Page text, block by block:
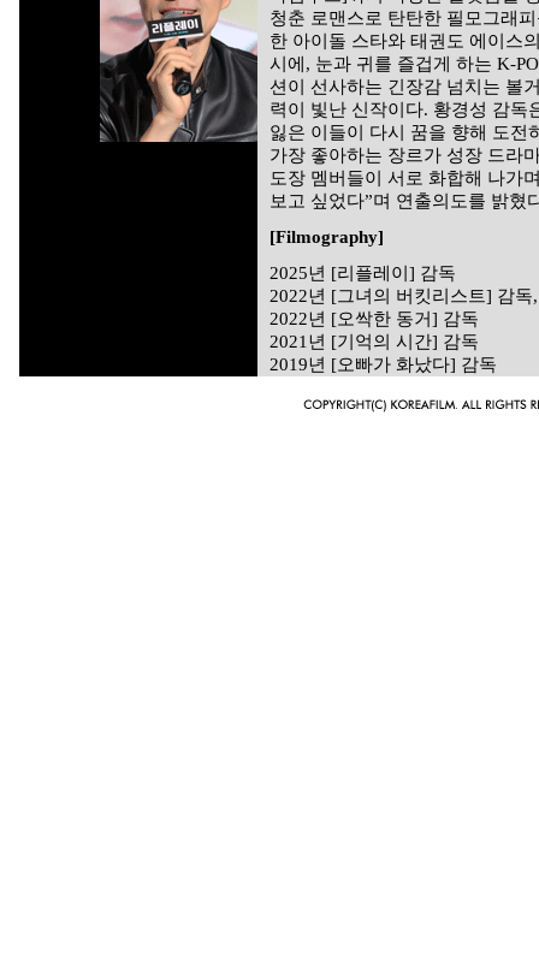
청춘 로맨스로 탄탄한 필모그래
한 아이돌 스타와 태권도 에이스
시에, 눈과 귀를 즐겁게 하는 K-
션이 선사하는 긴장감 넘치는 볼
력이 빛난 신작이다. 황경성 감독
잃은 이들이 다시 꿈을 향해 도전
가장 좋아하는 장르가 성장 드라
도장 멤버들이 서로 화합해 나가
보고 싶었다”며 연출의도를 밝혔
[Filmography]
2025년 [리플레이] 감독
2022년 [그녀의 버킷리스트] 감독
2022년 [오싹한 동거] 감독
2021년 [기억의 시간] 감독
2019년 [오빠가 화났다] 감독